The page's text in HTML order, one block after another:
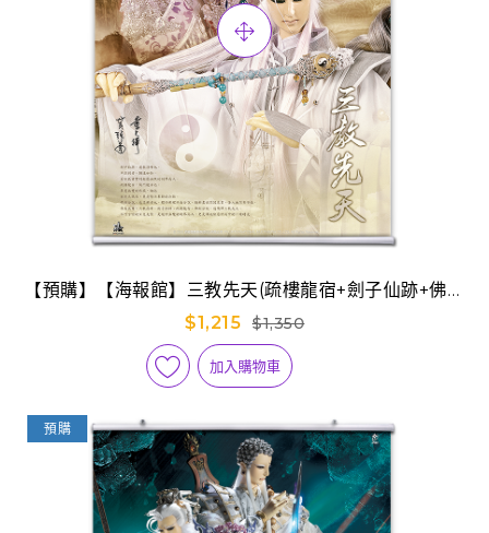
【預購】【海報館】三教先天(疏樓龍宿+劍子仙跡+佛劍
分說)
$1,215 $1,350
加入購物車
預購